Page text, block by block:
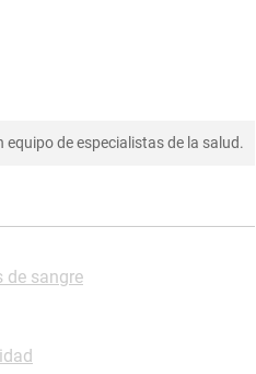
de especialistas de la salud.
de sangre